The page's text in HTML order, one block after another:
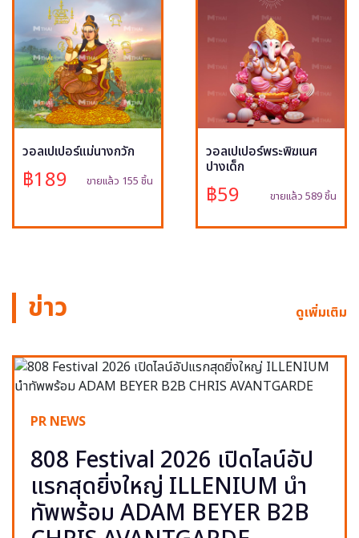
วอลเปเปอร์แม่นางกวัก
฿189 ขายแล้ว 155 ชิ้น
วอลเปเปอร์พระพิฆเนศ
ปางเด็ก
฿59 ขายแล้ว 589 ชิ้น
ข่าว ดูเพิ่มเติม
PR NEWS
808 Festival 2026 เปิดไลน์อัป
แรกสุดยิ่งใหญ่ ILLENIUM นำ
ทัพพร้อม ADAM BEYER B2B